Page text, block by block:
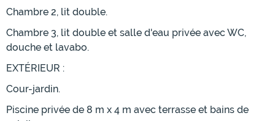
Chambre 2, lit double.
Chambre 3, lit double et salle d'eau privée avec WC,
douche et lavabo.
EXTÉRIEUR :
Cour-jardin.
Piscine privée de 8 m x 4 m avec terrasse et bains de